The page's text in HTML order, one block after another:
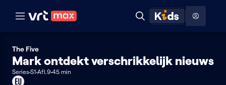
Naar hoofdinhoud Naar audiodescriptie Naar help
Zoeken
ontdekken
The Five
Mark ontdekt verschrikkelijk nieuws
SeriesS1Afl.9 45 min
Dit